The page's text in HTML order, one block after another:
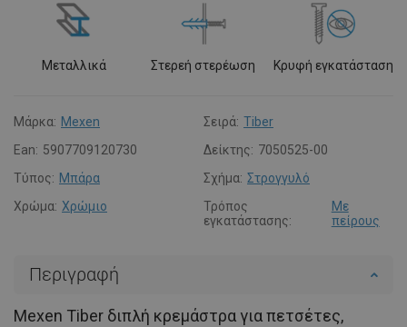
Μεταλλικά Στερεή στερέωση Κρυφή εγκατάσταση
Μάρκα: Mexen Σειρά: Tiber
Ean: 5907709120730 Δείκτης: 7050525-00
Τύπος: Μπάρα Σχήμα: Στρογγυλό
Χρώμα: Χρώμιο
Τρόπος
εγκατάστασης:
Με
πείρους
Περιγραφή
Mexen Tiber διπλή κρεμάστρα για πετσέτες,